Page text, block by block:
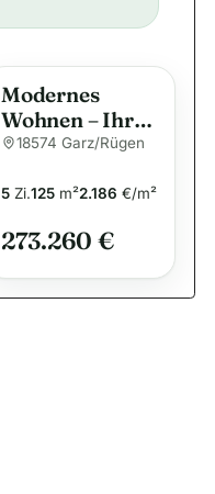
Modernes
Wohnen – Ihr
Traumhaus für
Familie
18574 Garz/Rügen
5 Zi.125 m²2.186 €/m²
273.260 €